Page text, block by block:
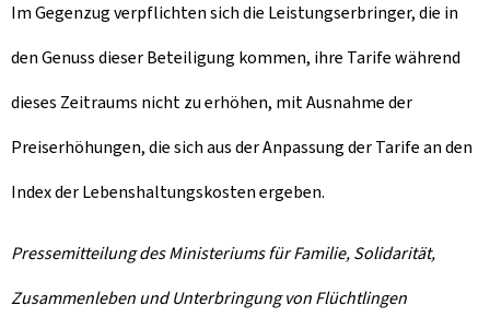
Im Gegenzug verpflichten sich die Leistungserbringer, die in
den Genuss dieser Beteiligung kommen, ihre Tarife während
dieses Zeitraums nicht zu erhöhen, mit Ausnahme der
Preiserhöhungen, die sich aus der Anpassung der Tarife an den
Index der Lebenshaltungskosten ergeben.
Pressemitteilung des Ministeriums für Familie, Solidarität,
Zusammenleben und Unterbringung von Flüchtlingen